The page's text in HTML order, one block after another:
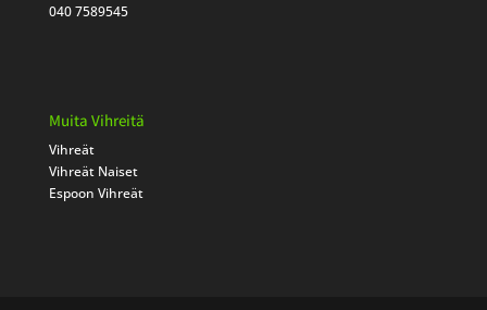
040 7589545
Muita Vihreitä
Vihreät
Vihreät Naiset
Espoon Vihreät